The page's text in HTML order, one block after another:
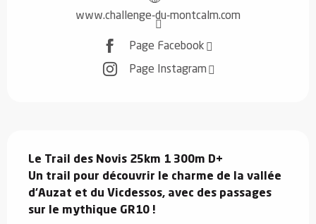
www.challenge-du-montcalm.com
Page Facebook
Page Instagram
Le Trail des Novis 25km 1 300m D+
Un trail pour découvrir le charme de la vallée
d’Auzat et du Vicdessos, avec des passages
sur le mythique GR10 !